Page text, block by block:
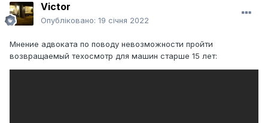
Victor
Опубліковано: 19 січня 2022
Мнение адвоката по поводу невозможности пройти
возвращаемый техосмотр для машин старше 15 лет: